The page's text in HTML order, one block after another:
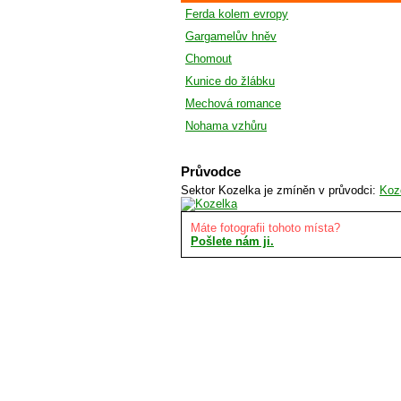
Ferda kolem evropy
Gargamelův hněv
Chomout
Kunice do žlábku
Mechová romance
Nohama vzhůru
Průvodce
Sektor Kozelka je zmíněn v průvodci:
Máte fotografii tohoto místa?
Pošlete nám ji.